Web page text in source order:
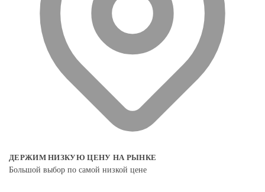
ДЕРЖИМ НИЗКУЮ ЦЕНУ НА РЫНКЕ
Большой выбор по самой низкой цене